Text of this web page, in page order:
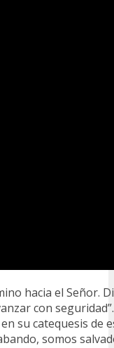
hacia el Señor.
con
su catequesis de
somos